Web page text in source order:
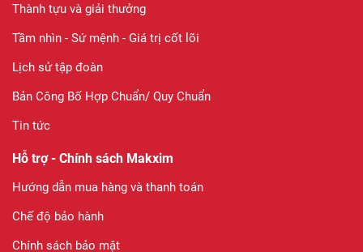
Thành tựu và giải thưởng
Tầm nhìn - Sứ mệnh - Giá trị cốt lõi
Lịch sử tập đoàn
Bản Công Bố Hợp Chuẩn/ Quy Chuẩn
Tin tức
Hỗ trợ - Chính sách Makxim
Hướng dẫn mua hàng và thanh toán
Chế độ bảo hành
Chính sách bảo mật